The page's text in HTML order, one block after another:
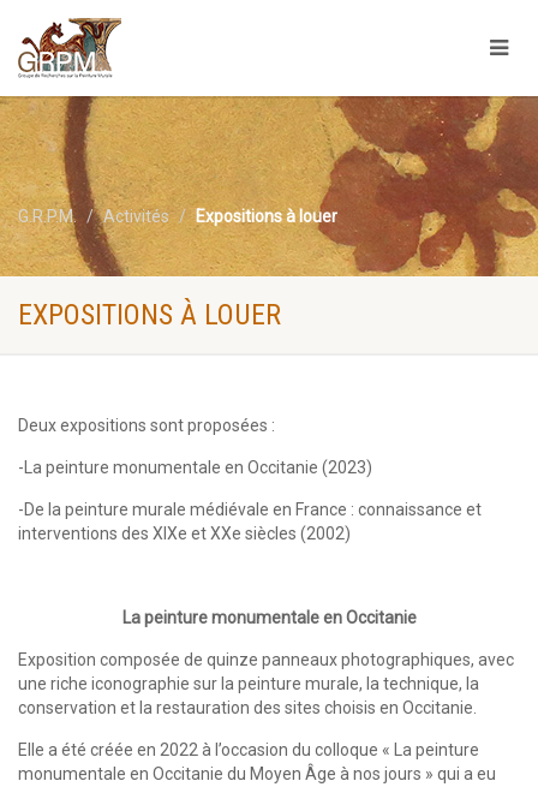
G.R.P.M. Activités Expositions à louer
EXPOSITIONS À LOUER
Deux expositions sont proposées :
-La peinture monumentale en Occitanie (2023)
-De la peinture murale médiévale en France : connaissance et
interventions des XIXe et XXe siècles (2002)
La peinture monumentale en Occitanie
Exposition composée de quinze panneaux photographiques, avec
une riche iconographie sur la peinture murale, la technique, la
conservation et la restauration des sites choisis en Occitanie.
Elle a été créée en 2022 à l’occasion du colloque « La peinture
monumentale en Occitanie du Moyen Âge à nos jours » qui a eu